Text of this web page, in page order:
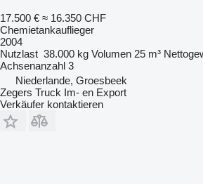
17.500 € ≈ 16.350 CHF
Chemietankauflieger
2004
Nutzlast 38.000 kg Volumen 25 m³
Achsenanzahl 3
Niederlande, Groesbeek
Zegers Truck Im- en Export
Verkäufer kontaktieren